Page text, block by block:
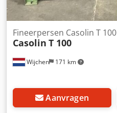
Wijchen 171 km
Fineerpersen Casolin T 100
Casolin T 100
Aanvragen